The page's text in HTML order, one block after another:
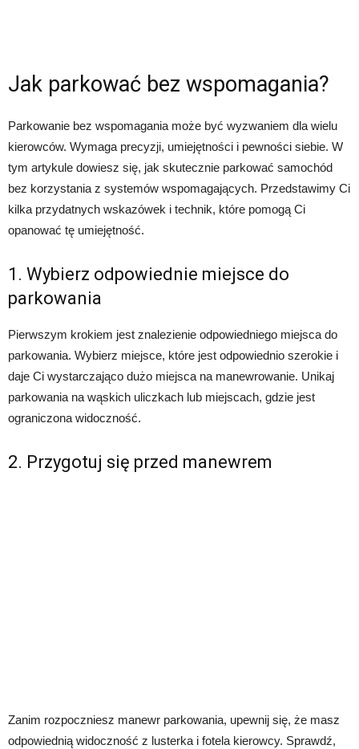
Jak parkować bez wspomagania?
Parkowanie bez wspomagania może być wyzwaniem dla wielu
kierowców. Wymaga precyzji, umiejętności i pewności siebie. W
tym artykule dowiesz się, jak skutecznie parkować samochód
bez korzystania z systemów wspomagających. Przedstawimy Ci
kilka przydatnych wskazówek i technik, które pomogą Ci
opanować tę umiejętność.
1. Wybierz odpowiednie miejsce do
parkowania
Pierwszym krokiem jest znalezienie odpowiedniego miejsca do
parkowania. Wybierz miejsce, które jest odpowiednio szerokie i
daje Ci wystarczająco dużo miejsca na manewrowanie. Unikaj
parkowania na wąskich uliczkach lub miejscach, gdzie jest
ograniczona widoczność.
2. Przygotuj się przed manewrem
Zanim rozpoczniesz manewr parkowania, upewnij się, że masz
odpowiednią widoczność z lusterka i fotela kierowcy. Sprawdź,